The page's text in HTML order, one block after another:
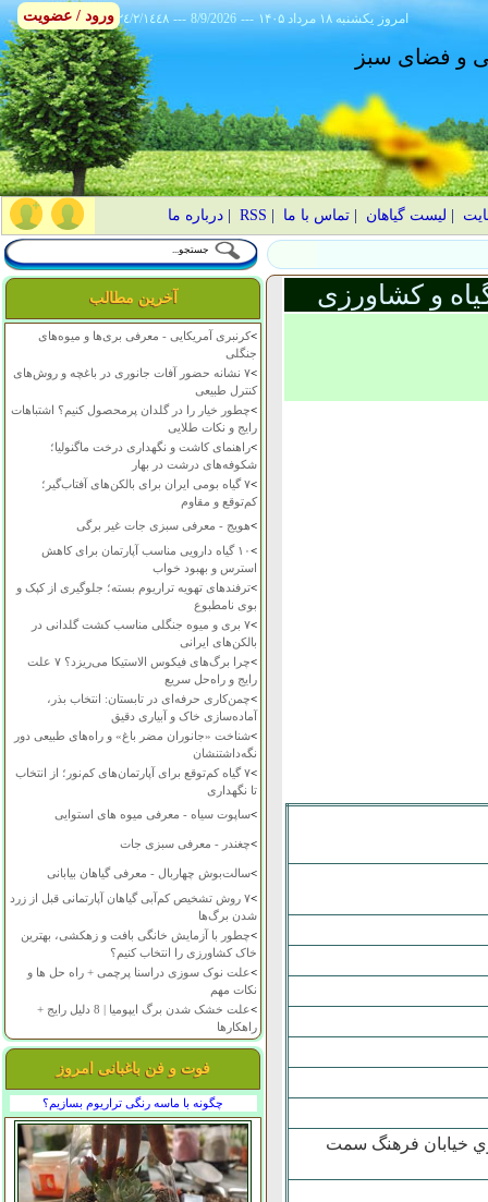
٢٤/٢/١٤٤٨ --- 8/9/2026 --- ۱۴۰۵ يکشنبه ۱۸ مرداد امروز
و فضای سبز
لیست گیاهان |تماس با ما RSS
|درباره ما
آخرین مطالب
>کرنبری آمریکایی - معرفی بری‌ها و میوه‌های
جنگلی
>
۷ نشانه حضور آفات جانوری در باغچه و روش‌های
کنترل طبیعی
>چطور خیار را در گلدان پرمحصول کنیم؟ اشتباهات
رایج و نکات طلایی
>راهنمای کاشت و نگهداری درخت ماگنولیا؛
شکوفه‌های درشت در بهار
>
۷ گیاه بومی ایران برای بالکن‌های آفتاب‌گیر؛
کم‌توقع و مقاوم
>هویج - معرفی سبزی جات غیر برگی
>
۱۰ گیاه دارویی مناسب آپارتمان برای کاهش
استرس و بهبود خواب
>ترفندهای تهویه تراریوم بسته؛ جلوگیری از کپک و
بوی نامطبوع
>
۷ بری و میوه جنگلی مناسب کشت گلدانی در
بالکن‌های ایرانی
>
چرا برگ‌های فیکوس الاستیکا می‌ریزد؟ ۷ علت
رایج و راه‌حل سریع
>چمن‌کاری حرفه‌ای در تابستان: انتخاب بذر،
آماده‌سازی خاک و آبیاری دقیق
>شناخت «جانوران مضر باغ» و راه‌های طبیعی دور
نگه‌داشتنشان
>
۷ گیاه کم‌توقع برای آپارتمان‌های کم‌نور؛ از انتخاب
تا نگهداری
>ساپوت سیاه - معرفی میوه های استوایی
>چغندر - معرفی سبزی جات
>سالت‌بوش چهاربال - معرفی گیاهان بیابانی
>
۷ روش تشخیص کم‌آبی گیاهان آپارتمانی قبل از زرد
شدن برگ‌ها
>چطور با آزمایش خانگی بافت و زهکشی، بهترین
خاک کشاورزی را انتخاب کنیم؟
>علت نوک سوزی دراسنا پرچمی + راه حل ها و
نکات مهم
>
علت خشک شدن برگ ایپومیا | 8 دلیل رایج +
راهکارها
فوت و فن باغبانی امروز
چگونه با ماسه رنگی تراریوم بسازیم؟
و کشاورزی
خيابان فرهنگ سمت
ورود / عضویت